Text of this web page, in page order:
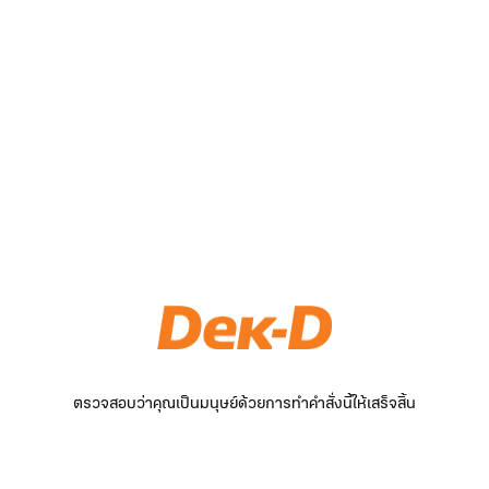
ตรวจสอบว่าคุณเป็นมนุษย์ด้วยการทำคำสั่งนี้ให้เสร็จสิ้น